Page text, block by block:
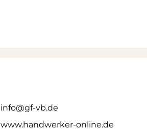
info@gf-vb.de
www.handwerker-online.de